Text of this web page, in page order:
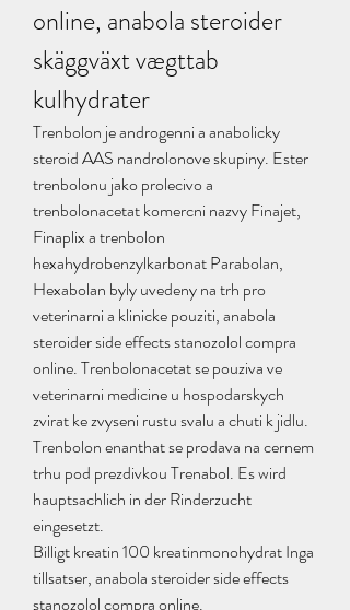
online, anabola steroider
skäggväxt vægttab
kulhydrater
Trenbolon je androgenni a anabolicky
steroid AAS nandrolonove skupiny. Ester
trenbolonu jako prolecivo a
trenbolonacetat komercni nazvy Finajet,
Finaplix a trenbolon
hexahydrobenzylkarbonat Parabolan,
Hexabolan byly uvedeny na trh pro
veterinarni a klinicke pouziti, anabola
steroider side effects stanozolol compra
online. Trenbolonacetat se pouziva ve
veterinarni medicine u hospodarskych
zvirat ke zvyseni rustu svalu a chuti k jidlu.
Trenbolon enanthat se prodava na cernem
trhu pod prezdivkou Trenabol. Es wird
hauptsachlich in der Rinderzucht
eingesetzt.
Billigt kreatin 100 kreatinmonohydrat Inga
tillsatser, anabola steroider side effects
stanozolol compra online.